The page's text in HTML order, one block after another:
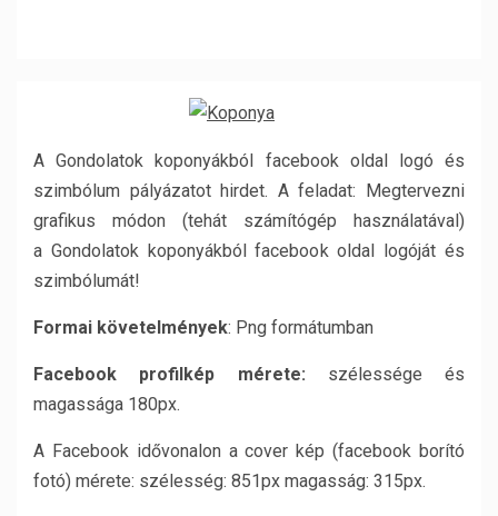
A Gondolatok koponyákból facebook oldal logó és
szimbólum pályázatot hirdet. A feladat: Megtervezni
grafikus módon (tehát számítógép használatával)
a Gondolatok koponyákból facebook oldal logóját és
szimbólumát!
Formai követelmények: Png formátumban
Facebook profilkép mérete: szélessége és
magassága 180px.
A Facebook idővonalon a cover kép (facebook borító
fotó) mérete: szélesség: 851px magasság: 315px.